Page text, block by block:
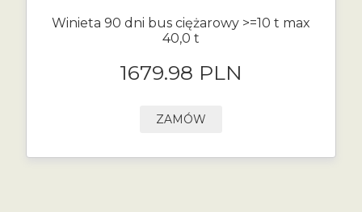
Winieta 90 dni bus ciężarowy >=10 t max
40,0 t
1679.98 PLN
ZAMÓW